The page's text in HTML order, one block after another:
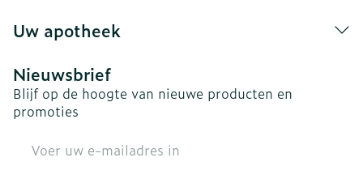
Uw apotheek
Nieuwsbrief
Blijf op de hoogte van nieuwe producten en
promoties